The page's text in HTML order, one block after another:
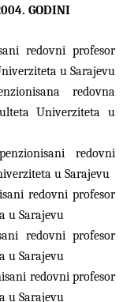
GODINI
redovni profesor
u Sarajevu
redovna
Univerziteta u
redovni
u Sarajevu
redovni profesor
u Sarajevu
redovni profesor
u Sarajevu
redovni profesor
u Sarajevu